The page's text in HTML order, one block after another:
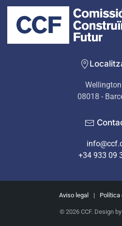
08018 -
+34 933 09
Aviso legal | Política
© 2026 CCF. Design by